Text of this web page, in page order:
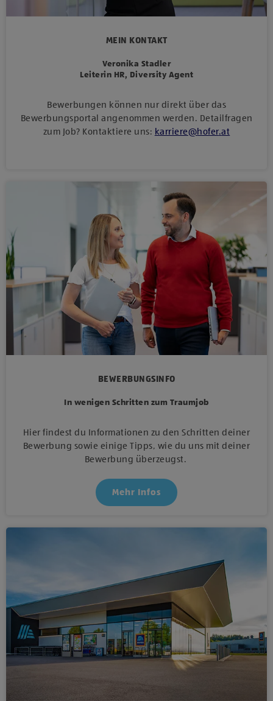
MEIN KONTAKT
Veronika Stadler
Leiterin HR, Diversity Agent
Bewerbungen können nur direkt über das
Bewerbungsportal angenommen werden. Detailfragen
zum Job? Kontaktiere uns: karriere@hofer.at
BEWERBUNGSINFO
In wenigen Schritten zum Traumjob
Hier findest du Informationen zu den Schritten deiner
Bewerbung sowie einige Tipps, wie du uns mit deiner
Bewerbung überzeugst.
Mehr Infos